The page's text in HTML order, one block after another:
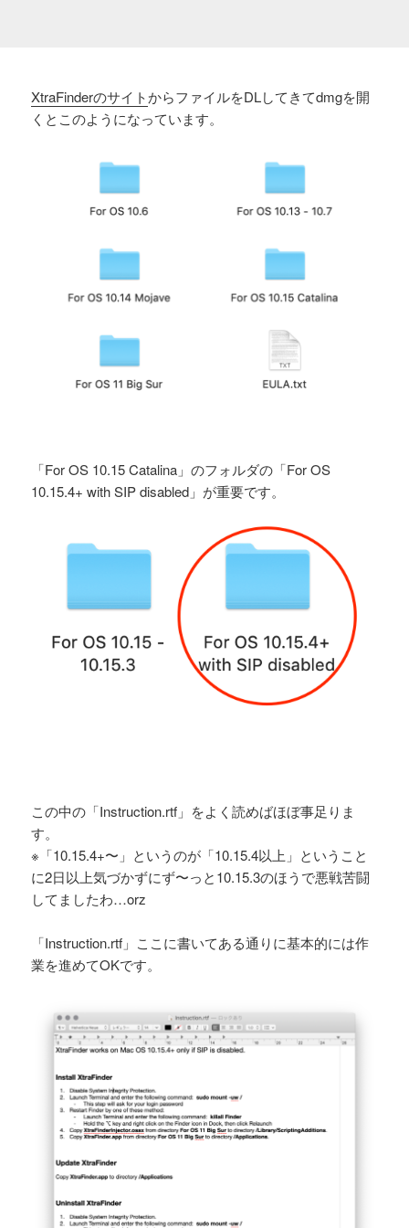
XtraFinderのサイトからファイルをDLしてきてdmgを開
くとこのようになっています。
「⁨For OS 10.15 Catalina⁩」のフォルダの「For OS
10.15.4+ with SIP disabled⁩」が重要です。
この中の「Instruction.rtf」をよく読めばほぼ事足りま
す。
※「10.15.4+〜」というのが「10.15.4以上」ということ
に2日以上気づかずにず〜っと10.15.3のほうで悪戦苦闘
してましたわ…orz
「Instruction.rtf」ここに書いてある通りに基本的には作
業を進めてOKです。